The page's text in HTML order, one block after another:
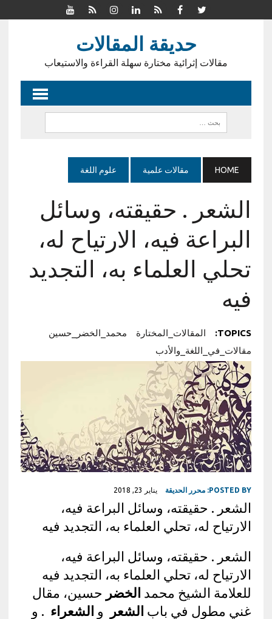
حديقة المقالات
مقالات إثرائية مختارة سهلة القراءة والاستيعاب
HOME مقالات علمية علوم اللغة
الشعر . حقيقته، وسائل
البراعة فيه، الارتياح له،
تحلي العلماء به، التجديد
فيه
TOPICS: المقالات_المختارة
محمد_الخضر_حسين
مقالات_في_اللغة_والأدب
POSTED BY: محرر الحديقة يناير 23, 2018
الشعر . حقيقته، وسائل البراعة فيه،
الارتياح له، تحلي العلماء به، التجديد فيه
الشعر . حقيقته، وسائل البراعة فيه،
الارتياح له، تحلي العلماء به، التجديد فيه
للعلامة الشيخ محمد الخضر حسين، مقال
غني مطول في باب الشعر و الشعراء . و